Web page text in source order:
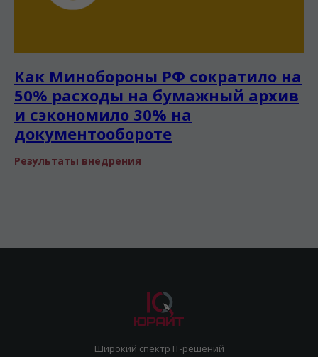
Как Минобороны РФ сократило на
50% расходы на бумажный архив
и сэкономило 30% на
документообороте
Результаты внедрения
Широкий спектр IT-решений